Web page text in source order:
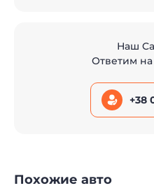
Наш
Ответим
+38
Похожие авто